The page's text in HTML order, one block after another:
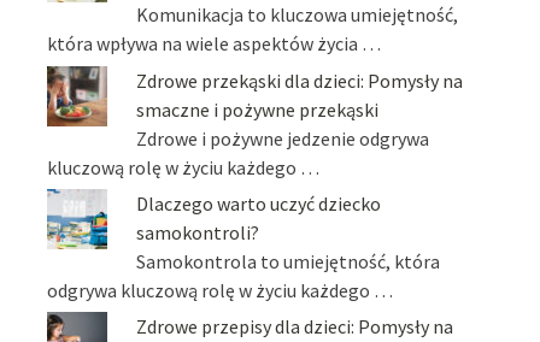
Komunikacja to kluczowa umiejętność,
która wpływa na wiele aspektów życia …
Zdrowe przekąski dla dzieci: Pomysły na
smaczne i pożywne przekąski
Zdrowe i pożywne jedzenie odgrywa
kluczową rolę w życiu każdego …
Dlaczego warto uczyć dziecko
samokontroli?
Samokontrola to umiejętność, która
odgrywa kluczową rolę w życiu każdego …
Zdrowe przepisy dla dzieci: Pomysły na